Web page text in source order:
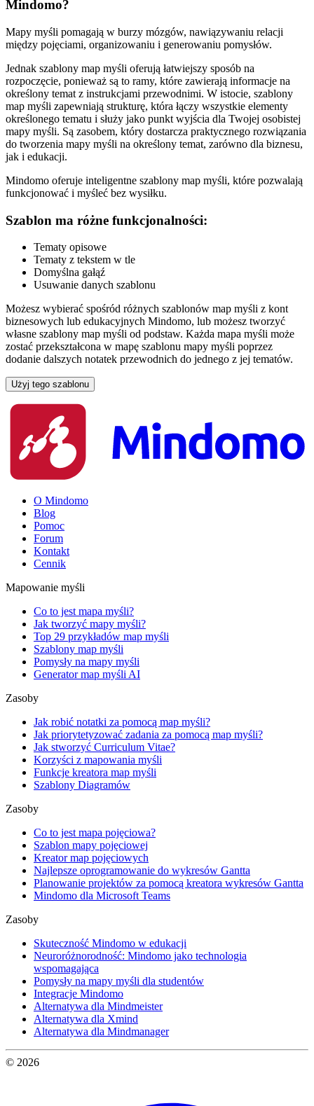
Mindomo?
Mapy myśli pomagają w burzy mózgów, nawiązywaniu relacji
między pojęciami, organizowaniu i generowaniu pomysłów.
Jednak szablony map myśli oferują łatwiejszy sposób na
rozpoczęcie, ponieważ są to ramy, które zawierają informacje na
określony temat z instrukcjami przewodnimi. W istocie, szablony
map myśli zapewniają strukturę, która łączy wszystkie elementy
określonego tematu i służy jako punkt wyjścia dla Twojej osobistej
mapy myśli. Są zasobem, który dostarcza praktycznego rozwiązania
do tworzenia mapy myśli na określony temat, zarówno dla biznesu,
jak i edukacji.
Mindomo oferuje inteligentne szablony map myśli, które pozwalają
funkcjonować i myśleć bez wysiłku.
Szablon ma różne funkcjonalności:
Tematy opisowe
Tematy z tekstem w tle
Domyślna gałąź
Usuwanie danych szablonu
Możesz wybierać spośród różnych szablonów map myśli z kont
biznesowych lub edukacyjnych Mindomo, lub możesz tworzyć
własne szablony map myśli od podstaw. Każda mapa myśli może
zostać przekształcona w mapę szablonu mapy myśli poprzez
dodanie dalszych notatek przewodnich do jednego z jej tematów.
Użyj tego szablonu
O Mindomo
Blog
Pomoc
Forum
Kontakt
Cennik
Mapowanie myśli
Co to jest mapa myśli?
Jak tworzyć mapy myśli?
Top 29 przykładów map myśli
Szablony map myśli
Pomysły na mapy myśli
Generator map myśli AI
Zasoby
Jak robić notatki za pomocą map myśli?
Jak priorytetyzować zadania za pomocą map myśli?
Jak stworzyć Curriculum Vitae?
Korzyści z mapowania myśli
Funkcje kreatora map myśli
Szablony Diagramów
Zasoby
Co to jest mapa pojęciowa?
Szablon mapy pojęciowej
Kreator map pojęciowych
Najlepsze oprogramowanie do wykresów Gantta
Planowanie projektów za pomocą kreatora wykresów Gantta
Mindomo dla Microsoft Teams
Zasoby
Skuteczność Mindomo w edukacji
Neuroróżnorodność: Mindomo jako technologia
wspomagająca
Pomysły na mapy myśli dla studentów
Integracje Mindomo
Alternatywa dla Mindmeister
Alternatywa dla Xmind
Alternatywa dla Mindmanager
© 2026